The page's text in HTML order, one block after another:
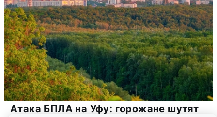
Атака БПЛА на Уфу: горожане шутят